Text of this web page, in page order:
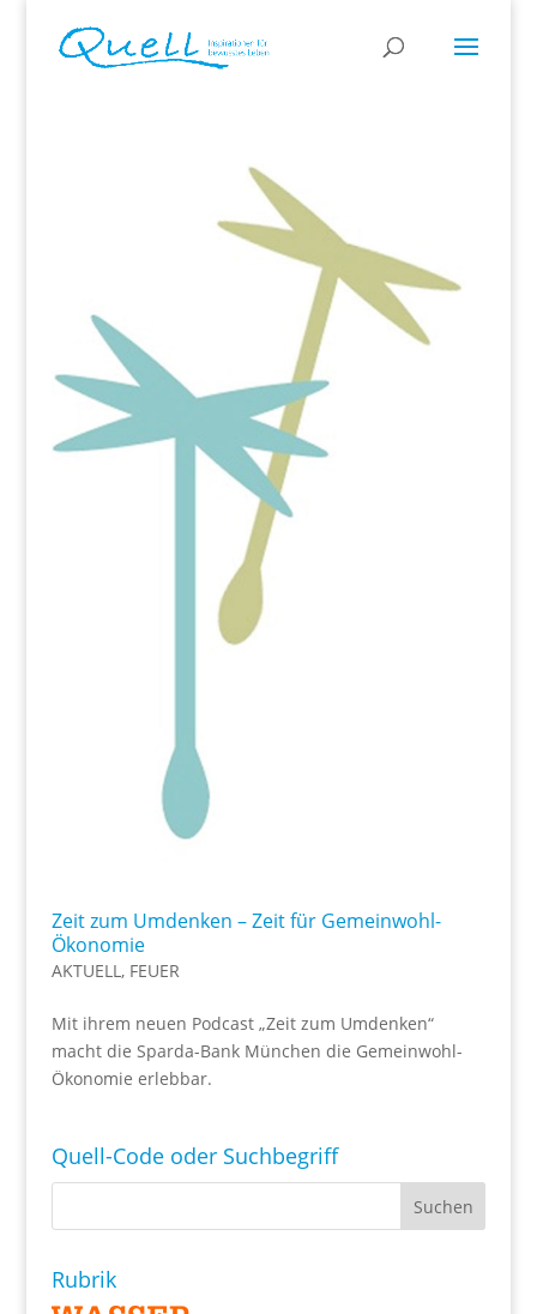
Zeit zum Umdenken – Zeit für Gemeinwohl-
Ökonomie
AKTUELL, FEUER
Mit ihrem neuen Podcast „Zeit zum Umdenken“
macht die Sparda-Bank München die Gemeinwohl-
Ökonomie erlebbar.
Quell-Code oder Suchbegriff
Rubrik